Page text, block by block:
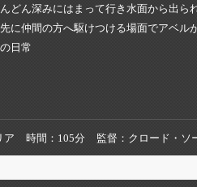
どん深みにはまって行き水面から出ら
に仲間の方へ駆けつける場面でアベル
日常
ア 時間 105分 監督 クロード・ソ